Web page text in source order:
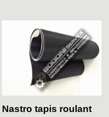
Nastro tapis roulant